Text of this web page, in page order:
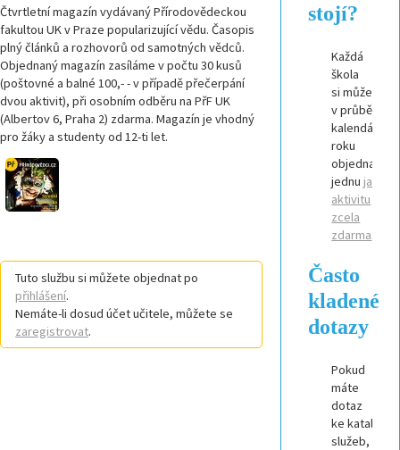
Čtvrtletní magazín vydávaný Přírodovědeckou
fakultou UK v Praze popularizující vědu. Časopis
plný článků a rozhovorů od samotných vědců.
Objednaný magazín zasíláme v počtu 30 kusů
(poštovné a balné 100,- - v případě přečerpání
dvou aktivit), při osobním odběru na PřF UK
(Albertov 6, Praha 2) zdarma. Magazín je vhodný
pro žáky a studenty od 12-ti let.
Tuto službu si můžete objednat po
přihlášení.
Nemáte-li dosud účet učitele, můžete se
zaregistrovat.
stojí?
Každá
škola
si může
v průběhu
kalendářního
roku
objednat
jednu
aktivitu
zcela
zdarma
Často
kladené
dotazy
Pokud
máte
dotaz
ke katalogu
služeb,